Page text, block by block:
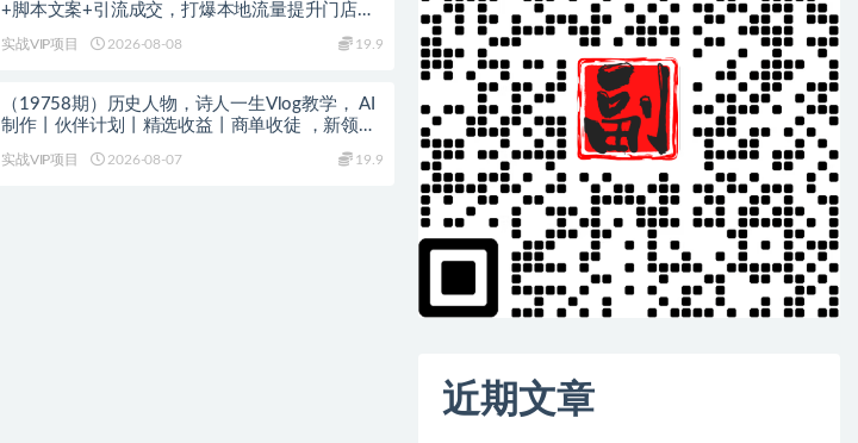
+脚本文案+引流成交，打爆本地流量提升门店业
实战VIP项目 2026-08-08 19.9
（19758期）历史人物，诗人一生Vlog教学， AI
制作丨伙伴计划丨精选收益丨商单收徒 ，新领域
实战VIP项目 2026-08-07 19.9
近期文章